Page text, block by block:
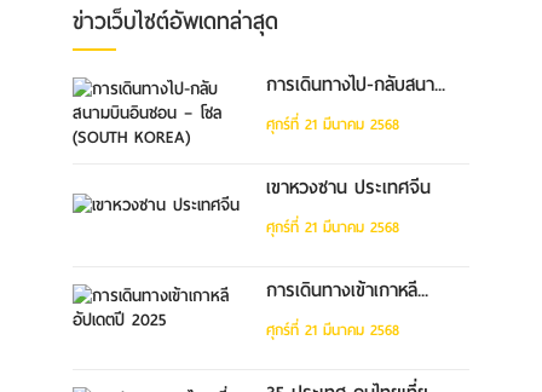
ข่าวเว็บไซต์อัพเดทล่าสุด
การเดินทางไป-กลับสนา...
ศุกร์ที่ 21 มีนาคม 2568
เขาหวงซาน ประเทศจีน
ศุกร์ที่ 21 มีนาคม 2568
การเดินทางเข้าเกาหลี...
ศุกร์ที่ 21 มีนาคม 2568